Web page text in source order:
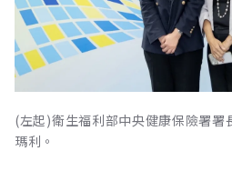
(左起)衛生福利部中央健康保險署署
瑪利。